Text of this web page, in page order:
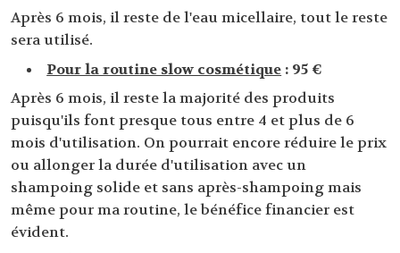
Après 6 mois, il reste de l'eau micellaire, tout le reste
sera utilisé.
Pour la routine slow cosmétique : 95 €
Après 6 mois, il reste la majorité des produits
puisqu'ils font presque tous entre 4 et plus de 6
mois d'utilisation. On pourrait encore réduire le prix
ou allonger la durée d'utilisation avec un
shampoing solide et sans après-shampoing mais
même pour ma routine, le bénéfice financier est
évident.